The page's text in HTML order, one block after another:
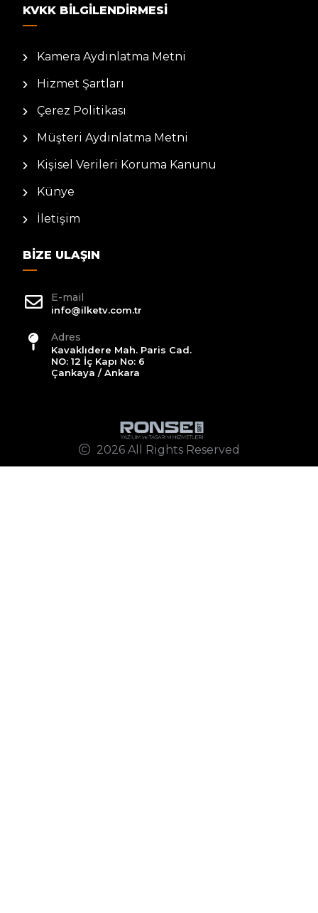
KVKK BILGILENDIRMESI
Kamera Aydınlatma Metni
Hizmet Şartları
Çerez Politikası
Müşteri Aydınlatma Metni
Kişisel Verileri Koruma Kanunu
Künye
İletişim
BIZE ULAŞIN
E-mail
info@ilketv.com.tr
Adres
Kavaklıdere Mah. Paris Cad.
NO: 12 İç Kapı No: 6
Çankaya / Ankara
2026 All Rights Reserved